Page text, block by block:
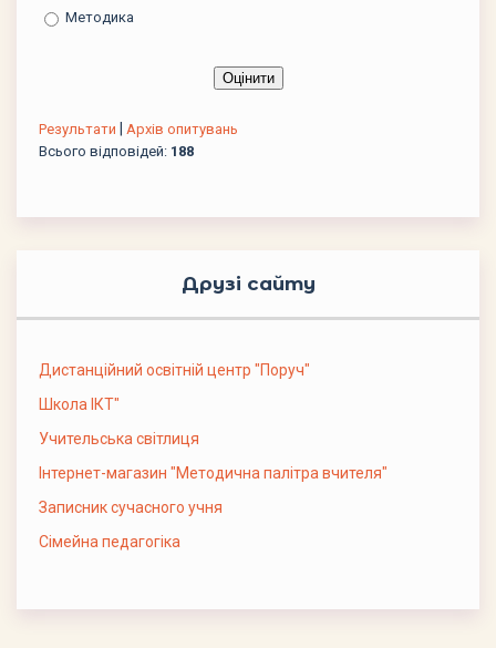
Методика
Результати
Архів опитувань
Всього відповідей: 188
Друзі сайту
Дистанційний освітній центр "Поруч"
Школа ІКТ"
Учительська світлиця
Інтернет-магазин "Методична палітра вчителя"
Записник сучасного учня
Сімейна педагогіка